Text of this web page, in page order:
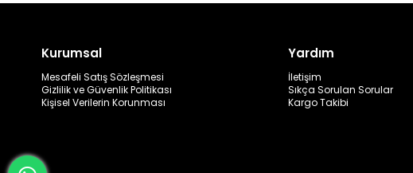
Kurumsal
Mesafeli Satış Sözleşmesi
Gizlilik ve Güvenlik Politikası
Kişisel Verilerin Korunması
Yardım
İletişim
Sıkça Sorulan Sorular
Kargo Takibi